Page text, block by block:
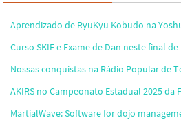
Aprendizado de RyuKyu Kobudo na
Curso SKIF e Exame de Dan neste final
Nossas conquistas na Rádio Popular de
AKIRS no Campeonato Estadual 2025 da
MartialWave: Software for dojo